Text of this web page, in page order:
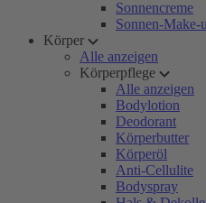
Sonnencreme
Sonnen-Make-
Körper
Alle anzeigen
Körperpflege
Alle anzeigen
Bodylotion
Deodorant
Körperbutter
Körperöl
Anti-Cellulite
Bodyspray